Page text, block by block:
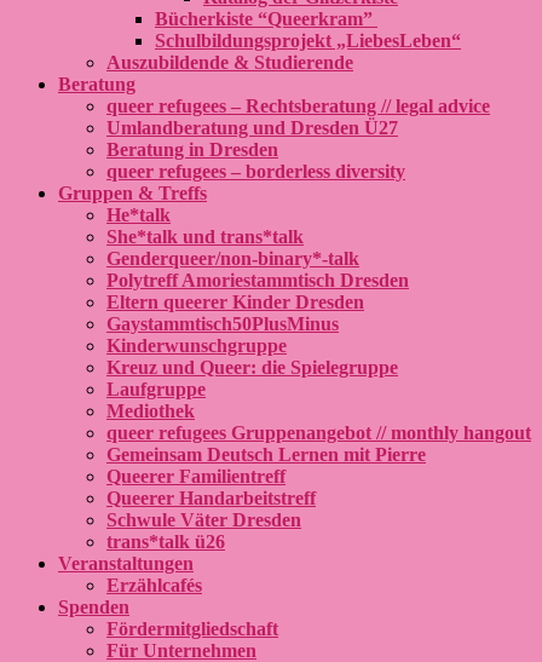
Bücherkiste “Queerkram”
Schulbildungsprojekt „LiebesLeben“
Auszubildende & Studierende
Beratung
queer refugees – Rechtsberatung // legal advice
Umlandberatung und Dresden Ü27
Beratung in Dresden
queer refugees – borderless diversity
Gruppen & Treffs
He*talk
She*talk und trans*talk
Genderqueer/non-binary*-talk
Polytreff Amoriestammtisch Dresden
Eltern queerer Kinder Dresden
Gaystammtisch50PlusMinus
Kinderwunschgruppe
Kreuz und Queer: die Spielegruppe
Laufgruppe
Mediothek
queer refugees Gruppenangebot // monthly hangout
Gemeinsam Deutsch Lernen mit Pierre
Queerer Familientreff
Queerer Handarbeitstreff
Schwule Väter Dresden
trans*talk ü26
Veranstaltungen
Erzählcafés
Spenden
Fördermitgliedschaft
Für Unternehmen